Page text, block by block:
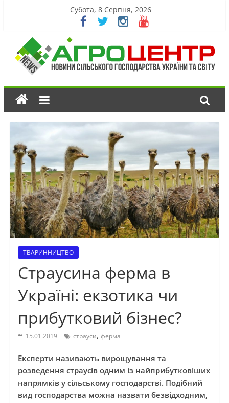
Субота, 8 Серпня, 2026
ТВАРИННИЦТВО
Страусина ферма в
Україні: екзотика чи
прибутковий бізнес?
15.01.2019 страуси, ферма
Експерти називають вирощування та
розведення страусів одним із найприбутковіших
напрямків у сільському господарстві. Подібний
вид господарства можна назвати безвідходним,